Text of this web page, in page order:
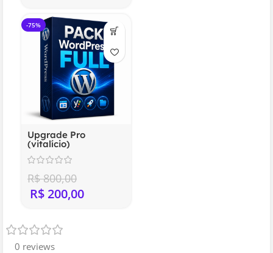
-75%
Upgrade Pro
(vitalício)
R$800,00
R$ 200,00
0 reviews